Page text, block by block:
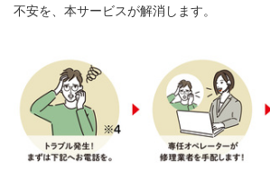
不安を、本サービスが解消します。